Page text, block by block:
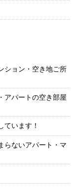
ション・空き地ご所
アパートの空き部屋
ています！
らないアパート・マ